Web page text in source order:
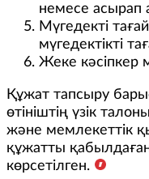
немесе асырап
Мүгедекті
мүгедектікті
Жеке кәсіпкер
Құжат тапсыру
өтініштің үзік
және мемлекеттік
құжатты
көрсетілген.